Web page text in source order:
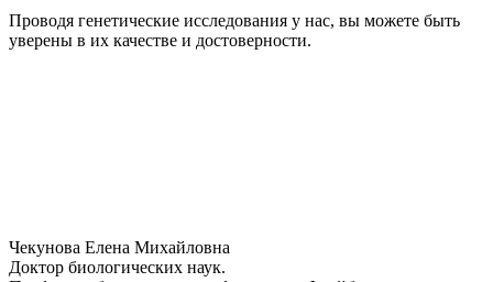
Проводя генетические исследования у нас, вы можете быть
уверены в их качестве и достоверности.
Чекунова Елена Михайловна
Доктор биологических наук.